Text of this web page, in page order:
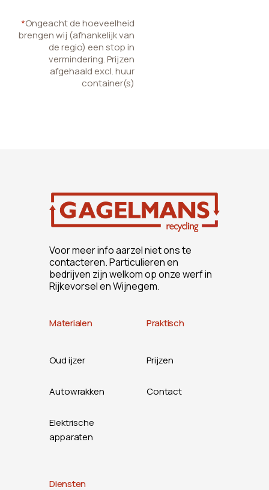
*Ongeacht de hoeveelheid
brengen wij (afhankelijk van
de regio) een stop in
vermindering. Prijzen
afgehaald excl. huur
container(s)
Voor meer info aarzel niet ons te
contacteren. Particulieren en
bedrijven zijn welkom op onze werf in
Rijkevorsel en Wijnegem.
Materialen
Oud ijzer
Autowrakken
Elektrische
apparaten
Praktisch
Prijzen
Contact
Diensten